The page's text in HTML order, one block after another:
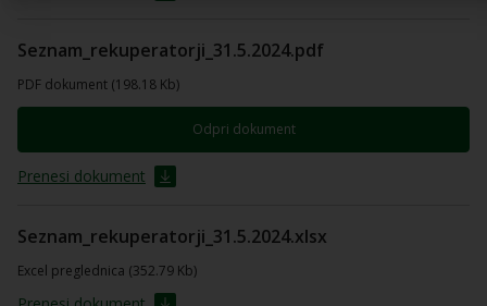
Seznam_rekuperatorji_31.5.2024.pdf
PDF dokument (198.18 Kb)
Odpri dokument
Prenesi dokument
Seznam_rekuperatorji_31.5.2024.xlsx
Excel preglednica (352.79 Kb)